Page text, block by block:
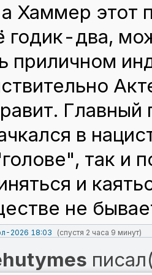
Хаммер этот
годик-два,
приличном
в
так и
и
не
2026 18:03 (спустя 2 часа 9 минут)